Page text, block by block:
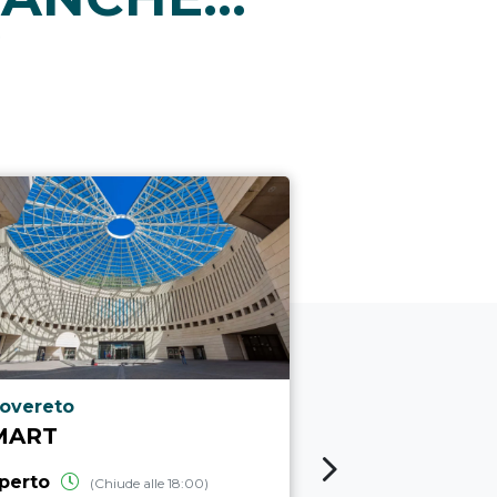
punto di interesse
(Chiude alle 18:00)